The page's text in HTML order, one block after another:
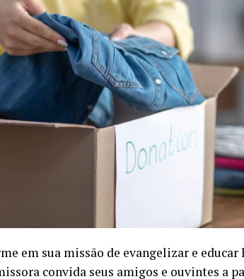
em sua missão de evangelizar e educar
convida seus amigos e ouvintes a